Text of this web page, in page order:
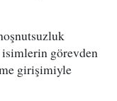
görevden
girişimiyle